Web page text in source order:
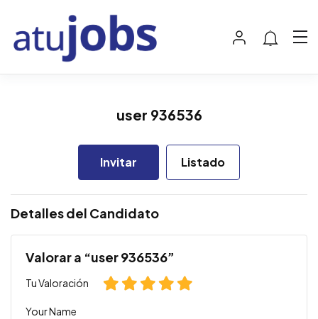
user 936536
Invitar Listado
Detalles del Candidato
Valorar a “user 936536”
Tu Valoración
Your Name